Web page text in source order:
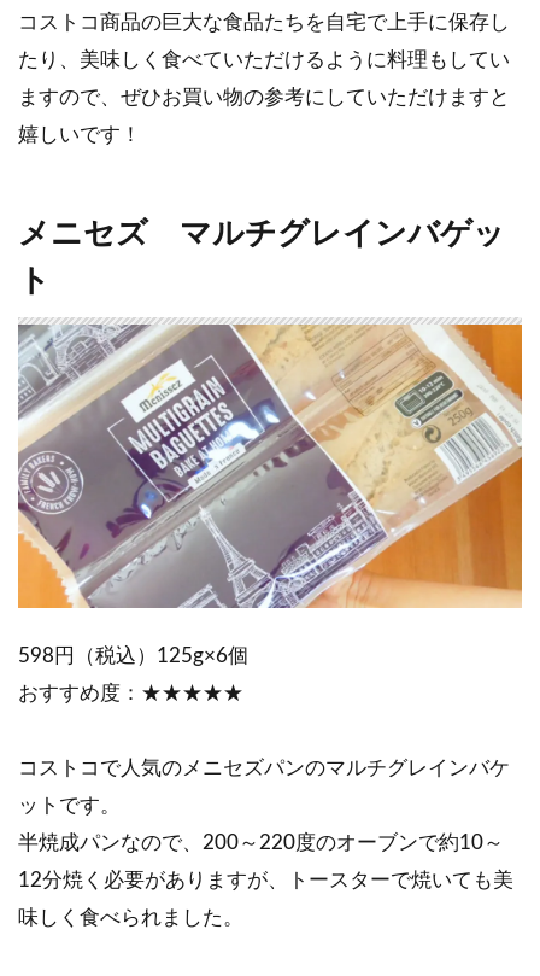
コストコ商品の巨大な食品たちを自宅で上手に保存し
たり、美味しく食べていただけるように料理もしてい
ますので、ぜひお買い物の参考にしていただけますと
嬉しいです！
メニセズ マルチグレインバゲッ
ト
598円（税込）125g×6個
おすすめ度：★★★★★
コストコで人気のメニセズパンのマルチグレインバケ
ットです。
半焼成パンなので、200～220度のオーブンで約10～
12分焼く必要がありますが、トースターで焼いても美
味しく食べられました。